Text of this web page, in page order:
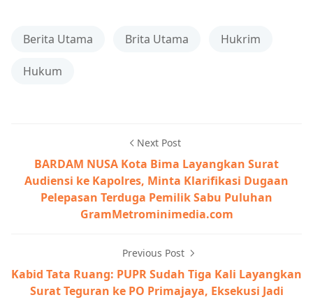
Berita Utama Brita Utama Hukrim
Hukum
Next Post
BARDAM NUSA Kota Bima Layangkan Surat
Audiensi ke Kapolres, Minta Klarifikasi Dugaan
Pelepasan Terduga Pemilik Sabu Puluhan
GramMetrominimedia.com
Previous Post
Kabid Tata Ruang: PUPR Sudah Tiga Kali Layangkan
Surat Teguran ke PO Primajaya, Eksekusi Jadi